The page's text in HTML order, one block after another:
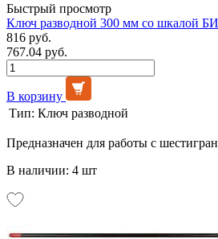
Быстрый просмотр
Ключ разводной 300 мм со шкалой
816 руб.
767.04 руб.
В корзину
Тип: Ключ разводной
Предназначен для работы с
В наличии: 4 шт